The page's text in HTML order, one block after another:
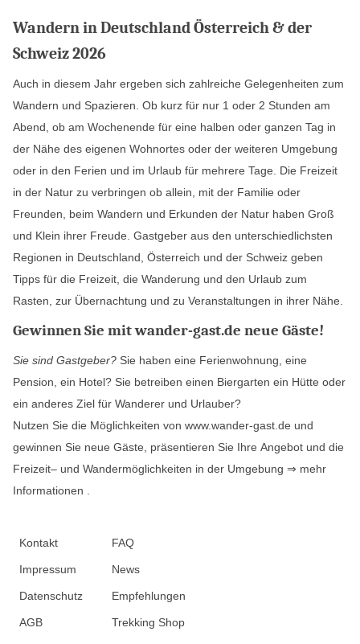
Wandern in Deutschland Österreich & der
Schweiz 2026
Auch in diesem Jahr ergeben sich zahlreiche Gelegenheiten zum
Wandern und Spazieren. Ob kurz für nur 1 oder 2 Stunden am
Abend, ob am Wochenende für eine halben oder ganzen Tag in
der Nähe des eigenen Wohnortes oder der weiteren Umgebung
oder in den Ferien und im Urlaub für mehrere Tage. Die Freizeit
in der Natur zu verbringen ob allein, mit der Familie oder
Freunden, beim Wandern und Erkunden der Natur haben Groß
und Klein ihrer Freude. Gastgeber aus den unterschiedlichsten
Regionen in Deutschland, Österreich und der Schweiz geben
Tipps für die Freizeit, die Wanderung und den Urlaub zum
Rasten, zur Übernachtung und zu Veranstaltungen in ihrer Nähe.
Gewinnen Sie mit wander-gast.de neue Gäste!
Sie sind Gastgeber? Sie haben eine Ferienwohnung, eine
Pension, ein Hotel? Sie betreiben einen Biergarten ein Hütte oder
ein anderes Ziel für Wanderer und Urlauber?
Nutzen Sie die Möglichkeiten von www.wander-gast.de und
gewinnen Sie neue Gäste, präsentieren Sie Ihre Angebot und die
Freizeit– und Wandermöglichkeiten in der Umgebung ⇒ mehr
Informationen
Kontakt
Impressum
Datenschutz
AGB
FAQ
News
Empfehlungen
Trekking Shop